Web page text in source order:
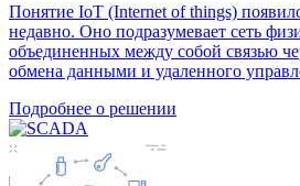
Понятие IoT (Internet of things)
недавно. Оно подразумевает сеть
объединенных между собой связью
обмена данными и удаленного
Подробнее о решении